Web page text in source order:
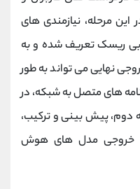
مرحله، نیازمندی ‌های
ریسک تعریف شده و به
نهایی می ‌تواند به طور
های متصل به شبکه، در
دوم، پیش‌ بینی و ترکیب،
خروجی مدل‌ های هوش